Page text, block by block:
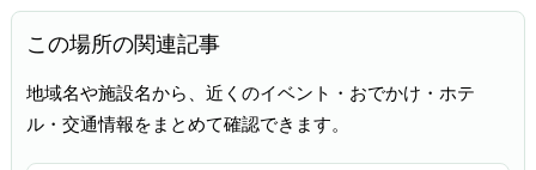
この場所の関連記事
地域名や施設名から、近くのイベント・おでかけ・ホテ
ル・交通情報をまとめて確認できます。